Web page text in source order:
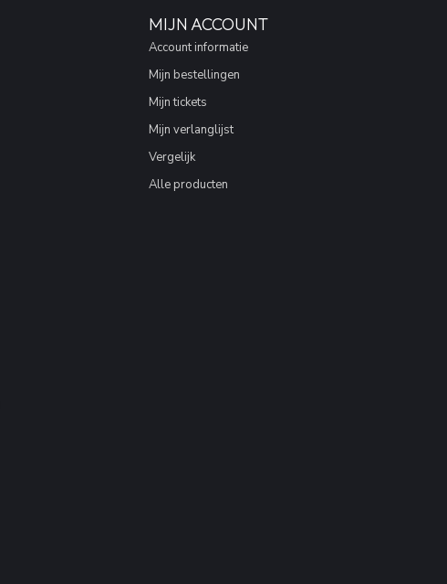
MIJN ACCOUNT
Account informatie
Mijn bestellingen
Mijn tickets
Mijn verlanglijst
Vergelijk
Alle producten